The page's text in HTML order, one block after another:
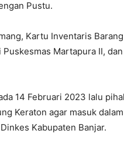
Pustu.
Kartu Inventaris
Martapura II,
14 Februari 2023 lalu
Keraton agar masuk
Kabupaten Banjar.